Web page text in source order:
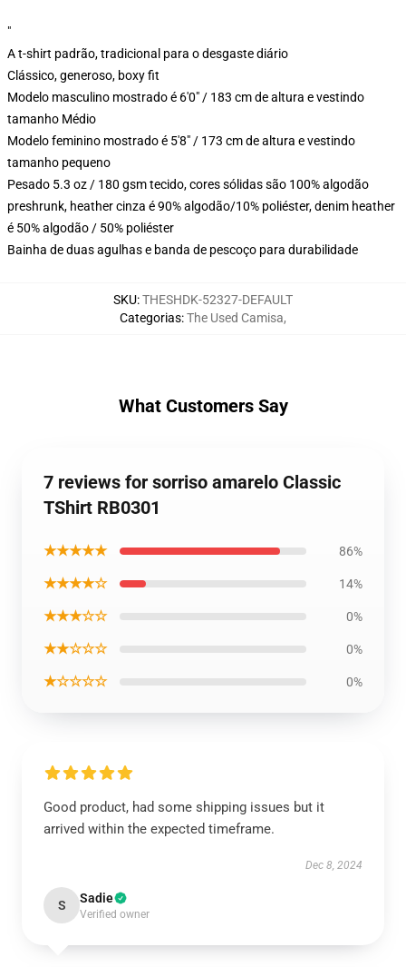
"
A t-shirt padrão, tradicional para o desgaste diário
Clássico, generoso, boxy fit
Modelo masculino mostrado é 6'0" / 183 cm de altura e vestindo
tamanho Médio
Modelo feminino mostrado é 5'8" / 173 cm de altura e vestindo
tamanho pequeno
Pesado 5.3 oz / 180 gsm tecido, cores sólidas são 100% algodão
preshrunk, heather cinza é 90% algodão/10% poliéster, denim heather
é 50% algodão / 50% poliéster
Bainha de duas agulhas e banda de pescoço para durabilidade
SKU:THESHDK-52327-DEFAULT
Categorias:The Used Camisa,
What Customers Say
7 reviews for sorriso amarelo Classic
TShirt RB0301
★★★★★ 86%
★★★★☆ 14%
★★★☆☆ 0%
★★☆☆☆ 0%
★☆☆☆☆ 0%
Good product, had some shipping issues but it
arrived within the expected timeframe.
Dec 8, 2024
S Sadie
Verified owner